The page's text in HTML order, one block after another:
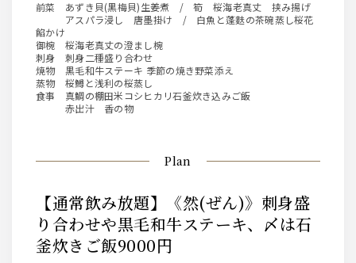
前菜 あずき貝(黒梅貝)生姜煮 / 筍 桜海老真丈 挟み揚げ
アスパラ浸し 唐墨掛け / 白魚と蓬麩の茶碗蒸し桜花
餡かけ
御椀 桜海老真丈の澄まし椀
刺身 刺身二種盛り合わせ
焼物 黒毛和牛ステーキ 季節の焼き野菜添え
蒸物 桜鱒と浅利の桜蒸し
食事 真鯛の棚田米コシヒカリ石釜炊き込みご飯
赤出汁 香の物
Plan
【通常飲み放題】《然(ぜん)》刺身盛
り合わせや黒毛和牛ステーキ、〆は石
釜炊きご飯9000円